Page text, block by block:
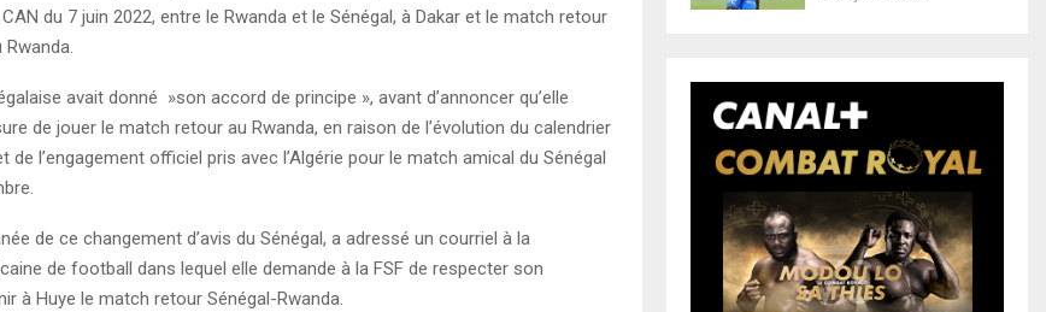
du 7 juin 2022, entre le Rwanda et le Sénégal, à Dakar et le match retour
avait donné »son accord de principe », avant d’annoncer qu’elle
de jouer le match retour au Rwanda, en raison de l’évolution du calendrier
de l’engagement officiel pris avec l’Algérie pour le match amical du Sénégal
de ce changement d’avis du Sénégal, a adressé un courriel à la
de football dans lequel elle demande à la FSF de respecter son
à Huye le match retour Sénégal-Rwanda.